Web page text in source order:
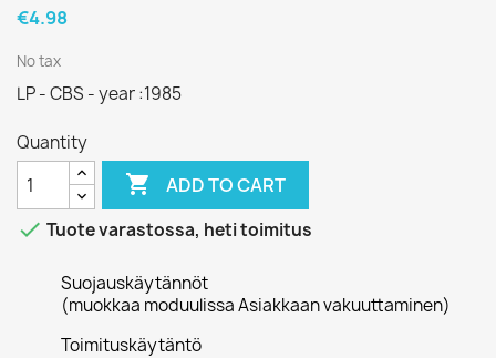
€4.98
No tax
LP - CBS - year :1985
Quantity
 ADD TO CART
 Tuote varastossa, heti toimitus
Suojauskäytännöt
(muokkaa moduulissa Asiakkaan vakuuttaminen)
Toimituskäytäntö